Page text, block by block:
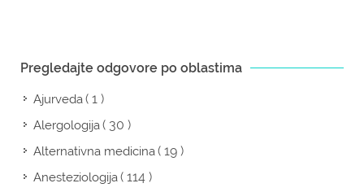
Pregledajte odgovore po oblastima
Ajurveda( 1 )
Alergologija( 30 )
Alternativna medicina( 19 )
Anesteziologija( 114 )